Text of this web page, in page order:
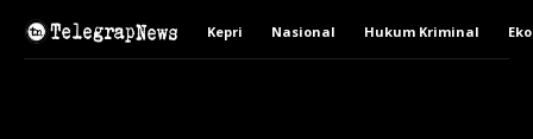
Kepri Nasional Hukum Kriminal